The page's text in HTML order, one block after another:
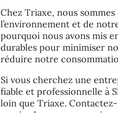
Chez Triaxe, nous
l’environnement et de
pourquoi nous avons mis
durables pour minimiser
réduire notre
Si vous cherchez une
fiable et professionnelle à
loin que Triaxe.